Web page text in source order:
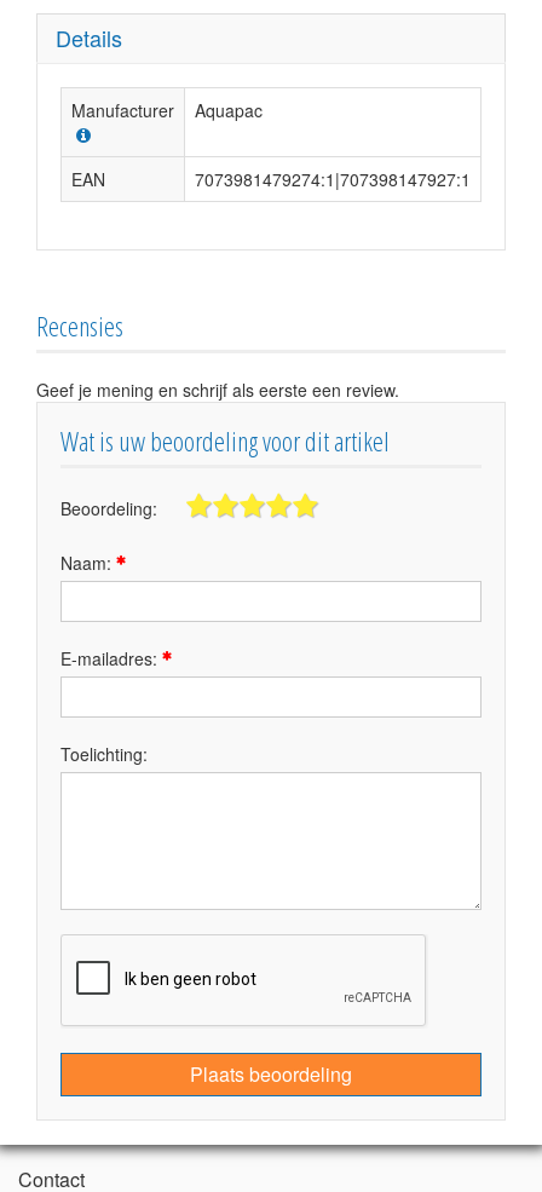
Details
Manufacturer Aquapac
EAN 7073981479274:1|707398147927:1
Recensies
Geef je mening en schrijf als eerste een review.
Wat is uw beoordeling voor dit artikel
Beoordeling:
Naam:
E-mailadres:
Toelichting:
Plaats beoordeling
Contact